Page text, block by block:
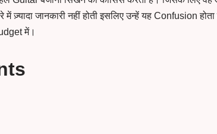
ज़्यादा जानकारी नहीं होती इसलिए उन्हें यह Confusion
में।